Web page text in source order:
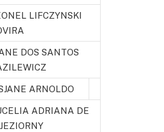
LIFCZYNSKI
DOS SANTOS
ARNOLDO
ADRIANA DE